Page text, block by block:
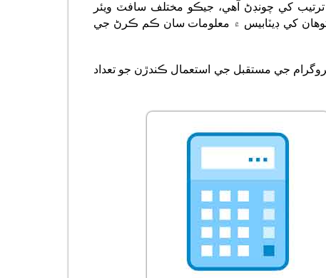
کي چونڊڻ آهي، جيڪو مختلف سافٽ ويئر
توهان کي ڊيٽابيس ۾ معلومات سان ڪم ڪرڻ جي
جي مستقبل جي استعمال ڪندڙن جو تعداد